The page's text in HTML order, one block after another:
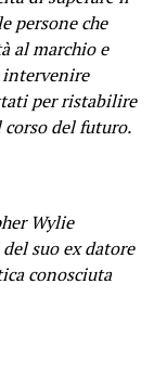
persone che
al marchio e
intervenire
per ristabilire
del futuro.
Wylie
suo ex datore
conosciuta